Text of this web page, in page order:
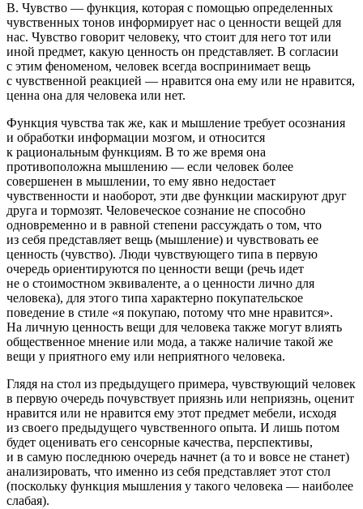
В. Чувство — функция, которая с помощью определенных
чувственных тонов информирует нас о ценности вещей для
нас. Чувство говорит человеку, что стоит для него тот или
иной предмет, какую ценность он представляет. В согласии
с этим феноменом, человек всегда воспринимает вещь
с чувственной реакцией — нравится она ему или не нравится,
ценна она для человека или нет.
Функция чувства так же, как и мышление требует осознания
и обработки информации мозгом, и относится
к рациональным функциям. В то же время она
противоположна мышлению — если человек более
совершенен в мышлении, то ему явно недостает
чувственности и наоборот, эти две функции маскируют друг
друга и тормозят. Человеческое сознание не способно
одновременно и в равной степени рассуждать о том, что
из себя представляет вещь (мышление) и чувствовать ее
ценность (чувство). Люди чувствующего типа в первую
очередь ориентируются по ценности вещи (речь идет
не о стоимостном эквиваленте, а о ценности лично для
человека), для этого типа характерно покупательское
поведение в стиле «я покупаю, потому что мне нравится».
На личную ценность вещи для человека также могут влиять
общественное мнение или мода, а также наличие такой же
вещи у приятного ему или неприятного человека.
Глядя на стол из предыдущего примера, чувствующий человек
в первую очередь почувствует приязнь или неприязнь, оценит
нравится или не нравится ему этот предмет мебели, исходя
из своего предыдущего чувственного опыта. И лишь потом
будет оценивать его сенсорные качества, перспективы,
и в самую последнюю очередь начнет (а то и вовсе не станет)
анализировать, что именно из себя представляет этот стол
(поскольку функция мышления у такого человека — наиболее
слабая).